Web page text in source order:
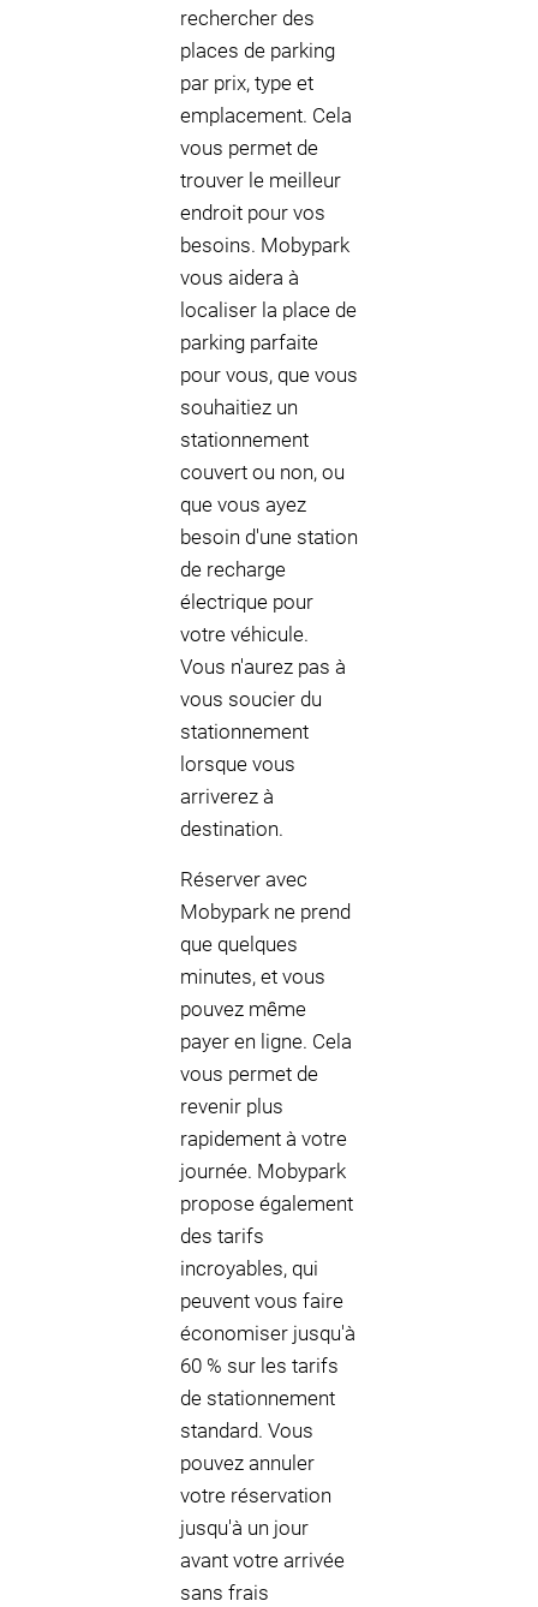
rechercher des
places de parking
par prix, type et
emplacement. Cela
vous permet de
trouver le meilleur
endroit pour vos
besoins. Mobypark
vous aidera à
localiser la place de
parking parfaite
pour vous, que vous
souhaitiez un
stationnement
couvert ou non, ou
que vous ayez
besoin d'une station
de recharge
électrique pour
votre véhicule.
Vous n'aurez pas à
vous soucier du
stationnement
lorsque vous
arriverez à
destination.
Réserver avec
Mobypark ne prend
que quelques
minutes, et vous
pouvez même
payer en ligne. Cela
vous permet de
revenir plus
rapidement à votre
journée. Mobypark
propose également
des tarifs
incroyables, qui
peuvent vous faire
économiser jusqu'à
60 % sur les tarifs
de stationnement
standard. Vous
pouvez annuler
votre réservation
jusqu'à un jour
avant votre arrivée
sans frais